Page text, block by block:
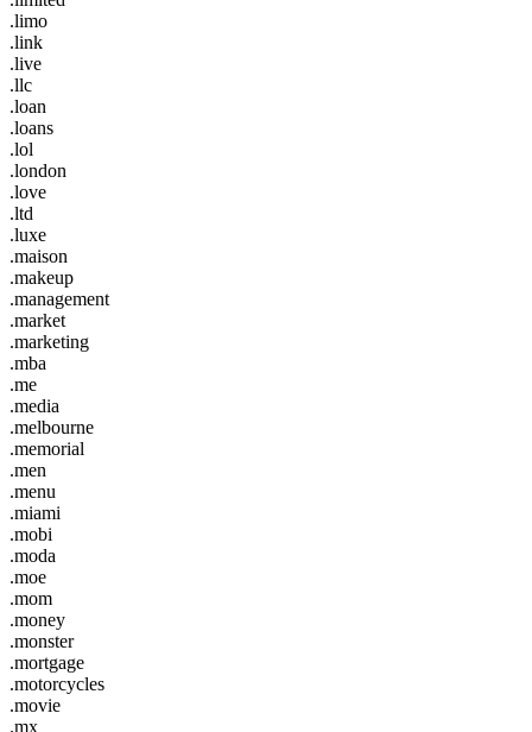
.limo
.link
.live
.llc
.loan
.loans
.lol
.london
.love
.ltd
.luxe
.maison
.makeup
.management
.market
.marketing
.mba
.me
.media
.melbourne
.memorial
.men
.menu
.miami
.mobi
.moda
.moe
.mom
.money
.monster
.mortgage
.motorcycles
.movie
.mx